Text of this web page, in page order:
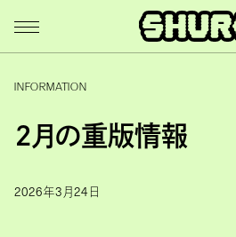
INFORMATION
２月の重版情報
2026年3月24日